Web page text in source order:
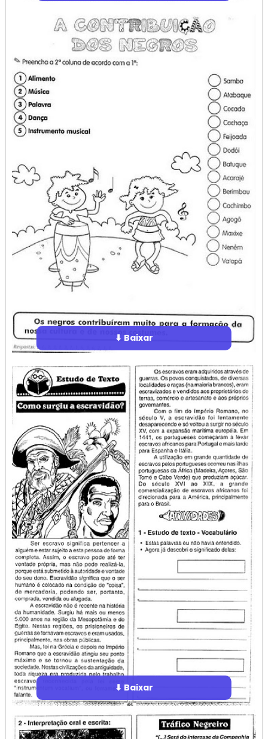
⬇ Baixar
⬇ Baixar